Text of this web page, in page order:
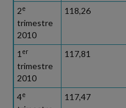
2e
trimestre
2010
118,26
1 er
trimestre
2010
117,81
4e 117,47